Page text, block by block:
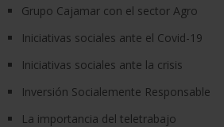
Grupo Cajamar con el sector Agro
Iniciativas sociales ante el Covid-19
Iniciativas sociales ante la crisis
Inversión Socialemente Responsable
La importancia del teletrabajo